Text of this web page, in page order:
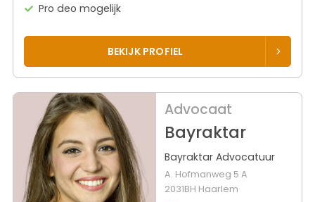
Pro deo mogelijk
BEKIJK PROFIEL
Advocaat
Bayraktar
Bayraktar Advocatuur
A. Hofmanweg 5 A
2031BH Haarlem